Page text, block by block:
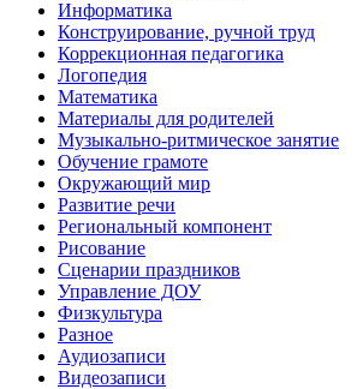
Информатика
Конструирование, ручной труд
Коррекционная педагогика
Логопедия
Математика
Материалы для родителей
Музыкально-ритмическое занятие
Обучение грамоте
Окружающий мир
Развитие речи
Региональный компонент
Рисование
Сценарии праздников
Управление ДОУ
Физкультура
Разное
Аудиозаписи
Видеозаписи